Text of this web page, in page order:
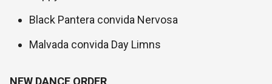
Black Pantera convida Nervosa
Malvada convida Day Limns
NEW DANCE ORDER